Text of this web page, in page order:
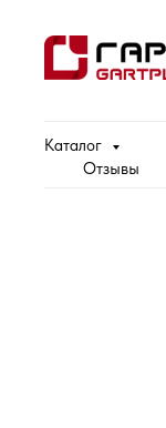
Каталог
Отзывы